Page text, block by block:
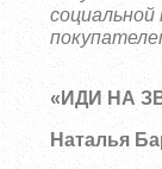
«ИДИ НА
Наталья